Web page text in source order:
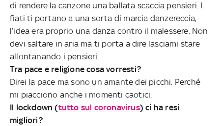
di rendere la canzone una ballata scaccia pensieri. I
fiati ti portano a una sorta di marcia danzereccia,
l’idea era proprio una danza contro il malessere. Non
devi saltare in aria ma ti porta a dire lasciami stare
allontanando i pensieri.
Tra pace e religione cosa vorresti?
Direi la pace ma sono un amante dei picchi. Perché
mi piacciono anche i momenti caotici.
Il lockdown (tutto sul coronavirus) ci ha resi
migliori?